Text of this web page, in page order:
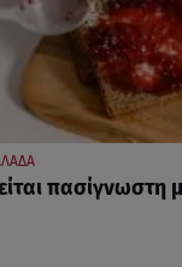
πασίγνωστη